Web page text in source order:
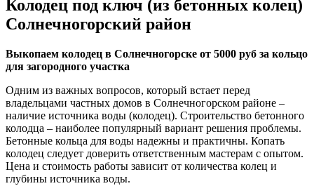
Колодец под ключ (из бетонных колец)
Солнечногорский район
Выкопаем колодец в Солнечногорске от 5000 руб за кольцо
для загородного участка
Одним из важных вопросов, который встает перед
владельцами частных домов в Солнечногорском районе –
наличие источника воды (колодец). Строительство бетонного
колодца – наиболее популярный вариант решения проблемы.
Бетонные кольца для воды надежны и практичны. Копать
колодец следует доверить ответственным мастерам с опытом.
Цена и стоимость работы зависит от количества колец и
глубины источника воды.